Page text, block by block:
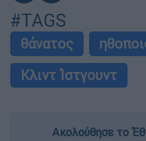
#TAGS
θάνατος
Κλιντ Ίστγουντ
Ακολούθησε το